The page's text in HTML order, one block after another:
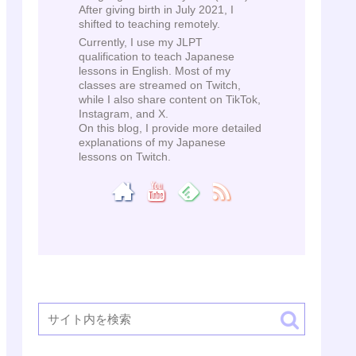
After giving birth in July 2021, I
shifted to teaching remotely.
Currently, I use my JLPT
qualification to teach Japanese
lessons in English. Most of my
classes are streamed on Twitch,
while I also share content on TikTok,
Instagram, and X.
On this blog, I provide more detailed
explanations of my Japanese
lessons on Twitch.